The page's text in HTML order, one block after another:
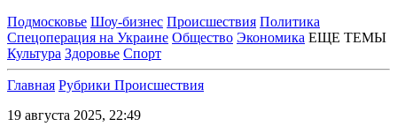
Подмосковье Шоу-бизнес Происшествия Политика
Спецоперация на Украине Общество Экономика ЕЩЕ ТЕМЫ
Культура Здоровье Спорт
Главная Рубрики Происшествия
19 августа 2025, 22:49